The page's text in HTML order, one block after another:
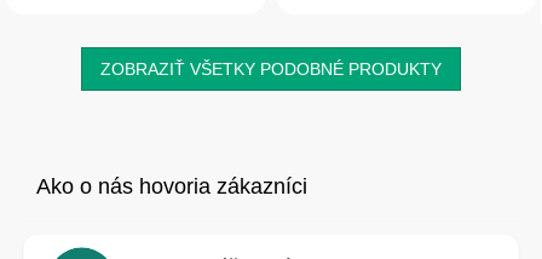
ZOBRAZIŤ VŠETKY PODOBNÉ PRODUKTY